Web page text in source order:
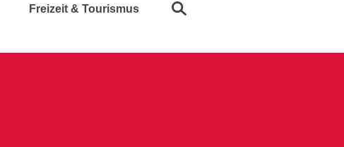
Freizeit & Tourismus Suche öffnen